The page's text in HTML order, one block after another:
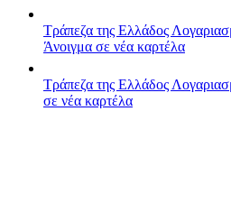
Τράπεζα της Ελλάδος
Άνοιγμα σε νέα καρτέλα
Τράπεζα της Ελλάδος
σε νέα καρτέλα